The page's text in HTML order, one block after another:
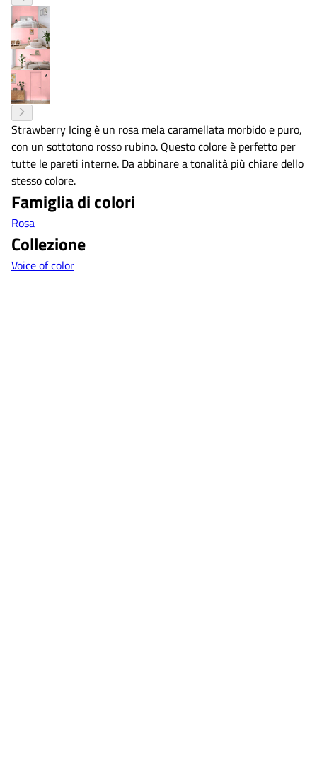
Strawberry Icing è un rosa mela caramellata morbido e puro,
con un sottotono rosso rubino. Questo colore è perfetto per
tutte le pareti interne. Da abbinare a tonalità più chiare dello
stesso colore.
Famiglia di colori
Rosa
Collezione
Voice of color